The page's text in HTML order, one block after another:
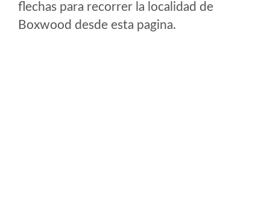
flechas para recorrer la localidad de
Boxwood desde esta pagina.